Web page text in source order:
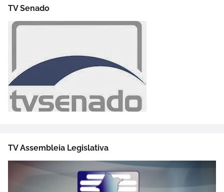
TV Senado
TV Assembleia Legislativa